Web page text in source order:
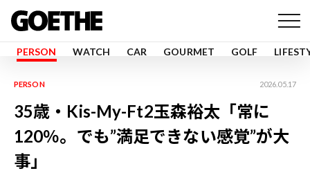
PERSON WATCH CAR GOURMET GOLF
PERSON 2026.05.17
35歳・Kis-My-Ft2玉森裕太「常に
120％。でも”満足できない感覚”が大
事」